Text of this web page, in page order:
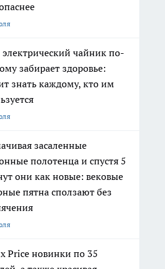
электрический чайник по-
забирает здоровье:
знать каждому, кто им
засаленные
полотенца и спустя 5
они как новые: вековые
пятна сползают без
Price новинки по 35